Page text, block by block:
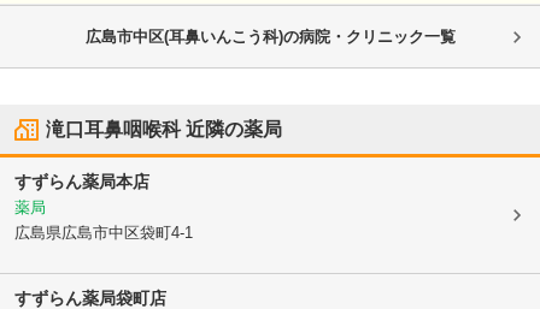
広島市中区(耳鼻いんこう科)の病院・クリニック一覧
滝口耳鼻咽喉科近隣の薬局
すずらん薬局本店
薬局
広島県広島市中区袋町4-1
すずらん薬局袋町店